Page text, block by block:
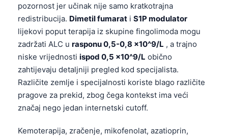
pozornost jer učinak nije samo kratkotrajna
redistribucija. Dimetil fumarat i S1P modulator
lijekovi poput terapija iz skupine fingolimoda mogu
zadržati ALC u rasponu 0,5-0,8 x10^9/L , a trajno
niske vrijednosti ispod 0,5 x10^9/L obično
zahtijevaju detaljniji pregled kod specijalista.
Različite zemlje i specijalnosti koriste blago različite
pragove za prekid, zbog čega kontekst ima veći
značaj nego jedan internetski cutoff.
Kemoterapija, zračenje, mikofenolat, azatioprin,